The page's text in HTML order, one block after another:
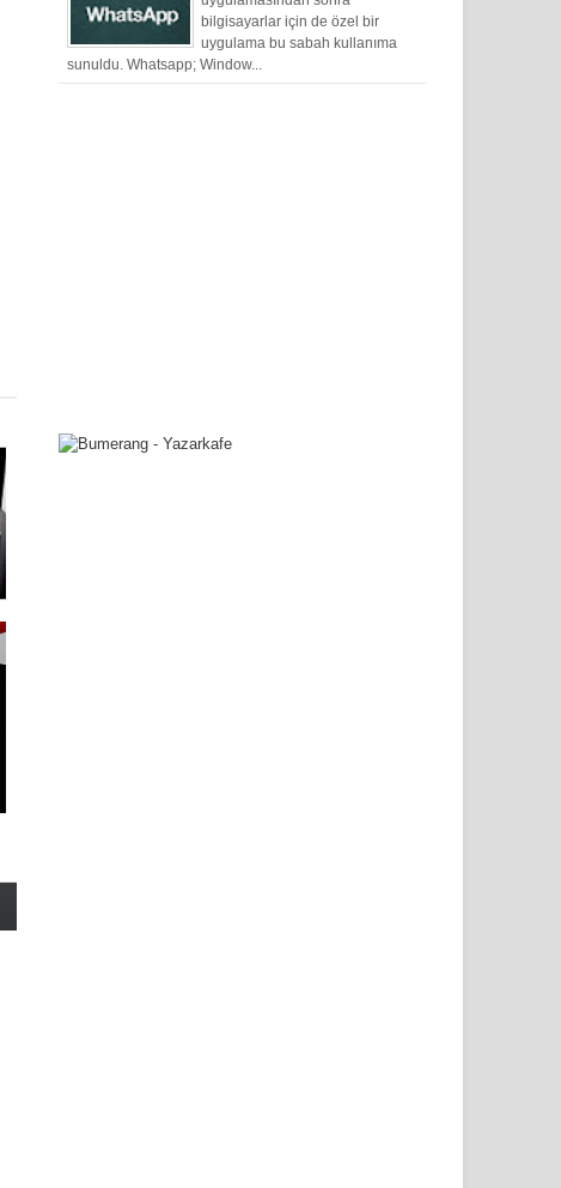
bilgisayarlar için de özel bir
uygulama bu sabah kullanıma
sunuldu. Whatsapp; Window...